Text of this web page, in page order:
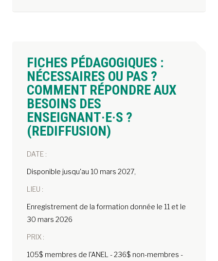
FICHES PÉDAGOGIQUES :
NÉCESSAIRES OU PAS ?
COMMENT RÉPONDRE AUX
BESOINS DES
ENSEIGNANT·E·S ?
(REDIFFUSION)
DATE :
Disponible jusqu'au 10 mars 2027,
LIEU :
Enregistrement de la formation donnée le 11 et le
30 mars 2026
PRIX :
105$ membres de l'ANEL - 236$ non-membres -